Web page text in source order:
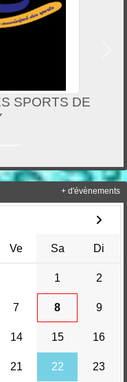
Ve Sa Di
1 2
7 8 9
14 15 16
21 22 23
+ d'évènements